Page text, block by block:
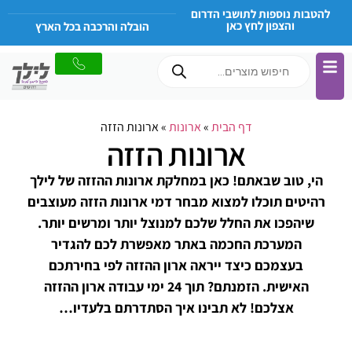
להטבות נוספות לתושבי הדרום
והצפון לחץ כאן הובלה והרכבה בכל הארץ
דף הבית»ארונות»ארונות הזזה
ארונות הזזה
הי, טוב שבאתם! כאן במחלקת ארונות ההזזה של לילך
רהיטים תוכלו למצוא מבחר דמי ארונות הזזה מעוצבים
שיהפכו את החלל שלכם למנוצל יותר ומרשים יותר.
המערכת החכמה באתר מאפשרת לכם להגדיר
בעצמכם כיצד ייראה ארון ההזזה לפי בחירתכם
האישית. הזמנתם? תוך 24 ימי עבודה ארון ההזזה
אצלכם! לא תבינו איך הסתדרתם בלעדיו…